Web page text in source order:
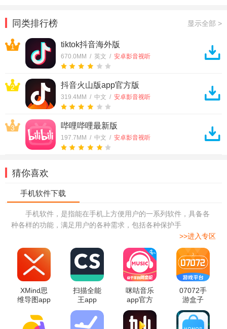
同类排行榜 显示全部 >
1 tiktok抖音海外版
670.0MM / 英文 / 安卓影音视听
2 抖音火山版app官方版
319.4MM / 中文 / 安卓影音视听
3 哔哩哔哩最新版
197.7MM / 中文 / 安卓影音视听
猜你喜欢
手机软件，是指能在手机上方便用户的一系列软件，具备各
种各样的功能，满足用户的各种需求，包括各种保护手
>>进入专区
XMind思
维导图app
扫描全能
王app
咪咕音乐
app官方
07072手
游盒子
app2026
最新版